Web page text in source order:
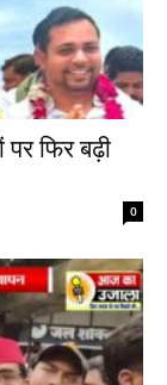
फिर बढ़ी
0